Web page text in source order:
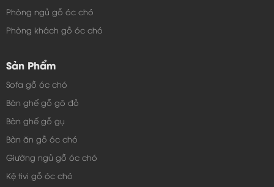
Phòng ngủ gỗ óc chó
Phòng khách gỗ óc chó
Sản Phẩm
Sofa gỗ óc chó
Bàn ghế gỗ gõ đỏ
Bàn ghế gỗ gụ
Bàn ăn gỗ óc chó
Giường ngủ gỗ óc chó
Kệ tivi gỗ óc chó